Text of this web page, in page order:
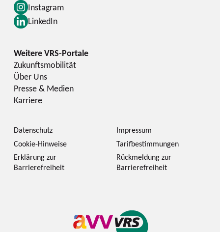
Instagram
LinkedIn
Zukunftsmobilität
Über Uns
Presse & Medien
Karriere
Datenschutz
Impressum
Cookie-Hinweise
Tarifbestimmungen
Erklärung zur
Barrierefreiheit
Rückmeldung zur
Barrierefreiheit